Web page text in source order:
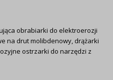
obrabiarki do elektroerozji
na drut molibdenowy, drążarki
ostrzarki do narzędzi z